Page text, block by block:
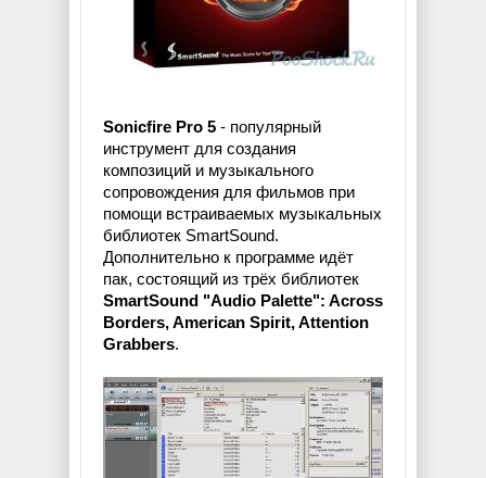
Sonicfire Pro 5 - популярный
инструмент для создания
композиций и музыкального
сопровождения для фильмов при
помощи встраиваемых музыкальных
библиотек SmartSound.
Дополнительно к программе идёт
пак, состоящий из трёх библиотек
SmartSound "Audio Palette": Across
Borders, American Spirit, Attention
Grabbers.